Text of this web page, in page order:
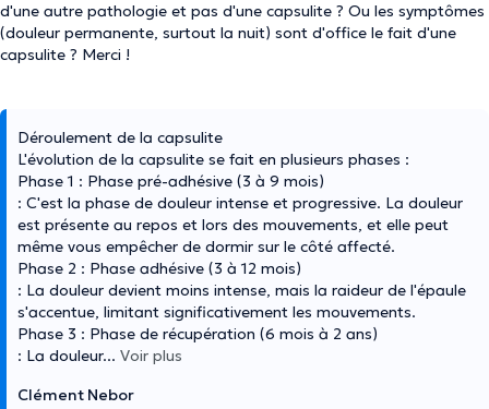
d'une autre pathologie et pas d'une capsulite ? Ou les symptômes
(douleur permanente, surtout la nuit) sont d'office le fait d'une
capsulite ? Merci !
Déroulement de la capsulite
L'évolution de la capsulite se fait en plusieurs phases :
Phase 1 : Phase pré-adhésive (3 à 9 mois)
: C'est la phase de douleur intense et progressive. La douleur
est présente au repos et lors des mouvements, et elle peut
même vous empêcher de dormir sur le côté affecté.
Phase 2 : Phase adhésive (3 à 12 mois)
: La douleur devient moins intense, mais la raideur de l'épaule
s'accentue, limitant significativement les mouvements.
Phase 3 : Phase de récupération (6 mois à 2 ans)
: La douleur... Voir plus
Clément Nebor